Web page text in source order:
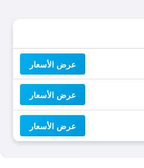
عرض الأسعار
عرض الأسعار
عرض الأسعار